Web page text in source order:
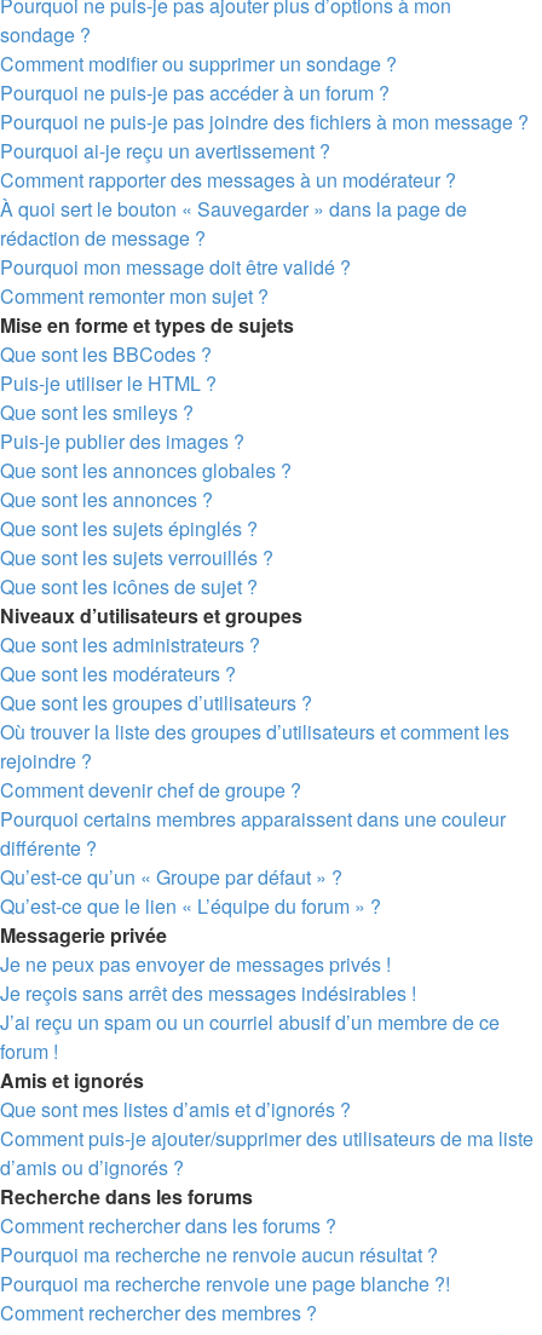
sondage ?
Comment modifier ou supprimer un sondage ?
Pourquoi ne puis-je pas accéder à un forum ?
Pourquoi ne puis-je pas joindre des fichiers à mon message ?
Pourquoi ai-je reçu un avertissement ?
Comment rapporter des messages à un modérateur ?
À quoi sert le bouton « Sauvegarder » dans la page de
rédaction de message ?
Pourquoi mon message doit être validé ?
Comment remonter mon sujet ?
Mise en forme et types de sujets
Que sont les BBCodes ?
Puis-je utiliser le HTML ?
Que sont les smileys ?
Puis-je publier des images ?
Que sont les annonces globales ?
Que sont les annonces ?
Que sont les sujets épinglés ?
Que sont les sujets verrouillés ?
Que sont les icônes de sujet ?
Niveaux d’utilisateurs et groupes
Que sont les administrateurs ?
Que sont les modérateurs ?
Que sont les groupes d’utilisateurs ?
Où trouver la liste des groupes d’utilisateurs et comment les
rejoindre ?
Comment devenir chef de groupe ?
Pourquoi certains membres apparaissent dans une couleur
différente ?
Qu’est-ce qu’un « Groupe par défaut » ?
Qu’est-ce que le lien « L’équipe du forum » ?
Messagerie privée
Je ne peux pas envoyer de messages privés !
Je reçois sans arrêt des messages indésirables !
J’ai reçu un spam ou un courriel abusif d’un membre de ce
forum !
Amis et ignorés
Que sont mes listes d’amis et d’ignorés ?
Comment puis-je ajouter/supprimer des utilisateurs de ma liste
d’amis ou d’ignorés ?
Recherche dans les forums
Comment rechercher dans les forums ?
Pourquoi ma recherche ne renvoie aucun résultat ?
Pourquoi ma recherche renvoie une page blanche ?!
Comment rechercher des membres ?